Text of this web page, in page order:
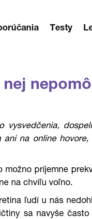
Testy
vysvedčenia,
na online hovore,
možno príjemne
na chvíľu voľno.
ľudí u nás
sa navyše